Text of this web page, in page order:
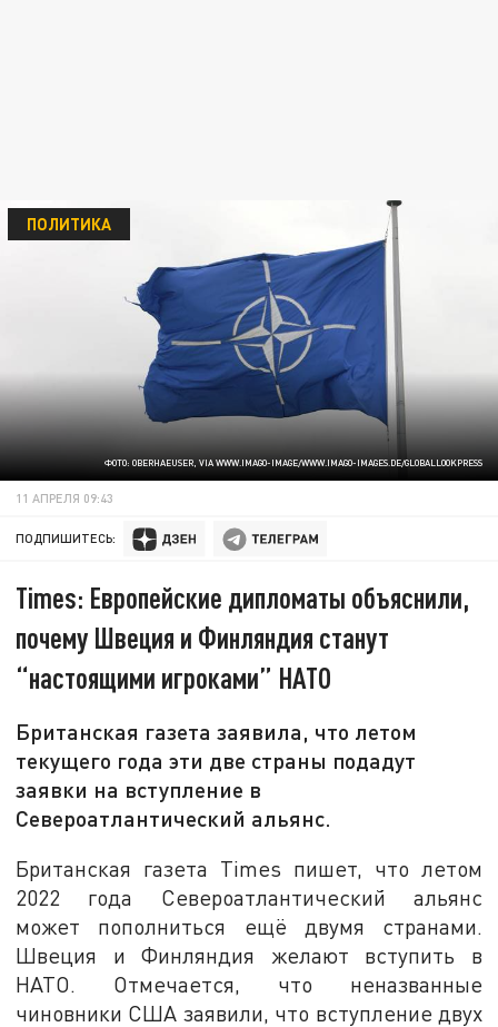
ФОТО: OBERHAEUSER, VIA WWW.IMAGO-IMAGE/WWW.IMAGO-IMAGES.DE/GLOBALLOOKPRESS
ПОЛИТИКА
11 АПРЕЛЯ 09:43
ПОДПИШИТЕСЬ:
Times: Европейские дипломаты объяснили,
почему Швеция и Финляндия станут
“настоящими игроками” НАТО
Британская газета заявила, что летом
текущего года эти две страны подадут
заявки на вступление в
Североатлантический альянс.
Британская газета Times пишет, что летом
2022 года Североатлантический альянс
может пополниться ещё двумя странами.
Швеция и Финляндия желают вступить в
НАТО. Отмечается, что неназванные
чиновники США заявили, что вступление двух